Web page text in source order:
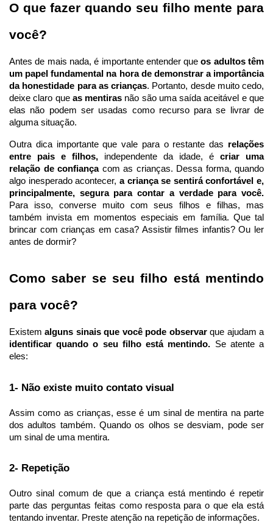
O que fazer quando seu filho mente para
você?
Antes de mais nada, é importante entender que os adultos têm
um papel fundamental na hora de demonstrar a importância
da honestidade para as crianças. Portanto, desde muito cedo,
deixe claro que as mentiras não são uma saída aceitável e que
elas não podem ser usadas como recurso para se livrar de
alguma situação.
Outra dica importante que vale para o restante das relações
entre pais e filhos, independente da idade, é criar uma
relação de confiança com as crianças. Dessa forma, quando
algo inesperado acontecer, a criança se sentirá confortável e,
Para isso, converse muito com seus filhos e filhas, mas
também invista em momentos especiais em família. Que tal
brincar com crianças em casa? Assistir filmes infantis? Ou ler
antes de dormir?
Como saber se seu filho está mentindo
para você?
Existem alguns sinais que você pode observar que ajudam a
identificar quando o seu filho está mentindo. Se atente a
eles:
1- Não existe muito contato visual
Assim como as crianças, esse é um sinal de mentira na parte
dos adultos também. Quando os olhos se desviam, pode ser
um sinal de uma mentira.
2- Repetição
Outro sinal comum de que a criança está mentindo é repetir
parte das perguntas feitas como resposta para o que ela está
tentando inventar. Preste atenção na repetição de informações.